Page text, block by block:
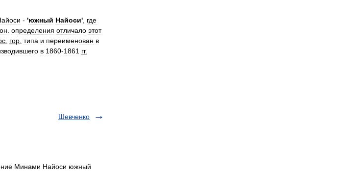
- 'южный Найоси' где
определения отличало этот
гор типа и переименован в
в 1860-1861 гг.
Шевченко
Минами Найоси южный